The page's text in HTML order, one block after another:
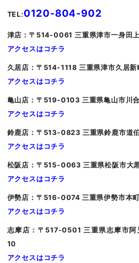
TEL:0120-804-902
津店：〒514-0061 三重県津市一身田
アクセスはコチラ
久居店：〒514-1118 三重県津市久居
アクセスはコチラ
亀山 店：〒519-0103 三重県亀山市川
アクセスはコチラ
鈴鹿店：〒513-0823 三重県鈴鹿市道
アクセスはコチラ
松阪店：〒515-0063 三重県松阪市大
アクセスはコチラ
伊勢店：〒516-0074 三重県伊勢市本
アクセスはコチラ
志摩店：〒517-0501 三重県志摩市
10
アクセスはコチラ